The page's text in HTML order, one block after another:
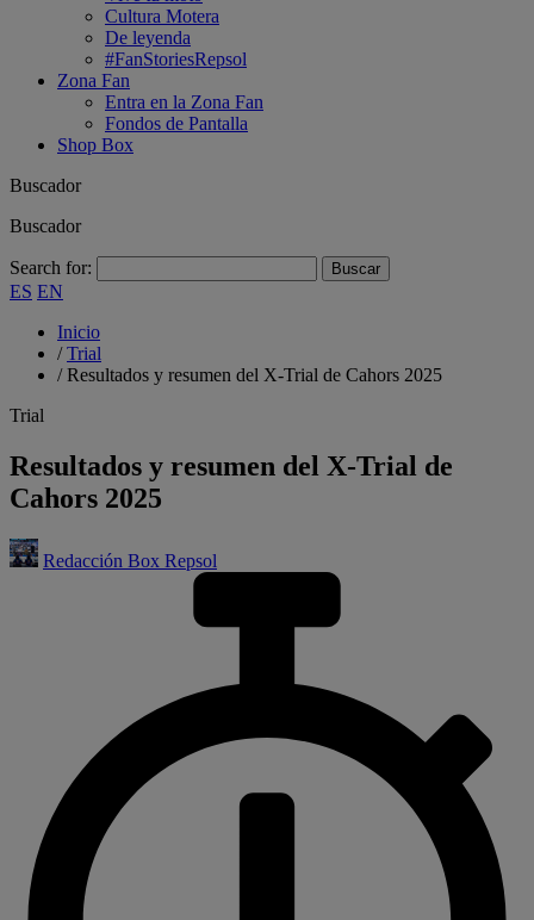
Cultura Motera
De leyenda
#FanStoriesRepsol
Zona Fan
Entra en la Zona Fan
Fondos de Pantalla
Shop Box
Buscador
Buscador
Search for:
ES EN
Inicio
/Trial
/Resultados y resumen del X-Trial de Cahors 2025
Trial
Resultados y resumen del X-Trial de
Cahors 2025
Redacción Box Repsol